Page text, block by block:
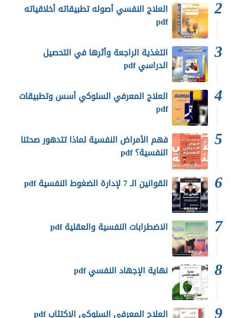
العلاج النفسي أصوله تطبيقاته أخلاقياته
pdf
التغذية الراجعة وأثرها في التحصيل
الدراسي pdf
العلاج المعرفي السلوكي أسس وتطبيقات
pdf
فهم الأمراض النفسية لماذا تتدهور صحتنا
النفسية؟ pdf
القوانين الـ 7 لإدارة الضغوط النفسية pdf
الاضطرابات النفسية والعقلية pdf
نهاية الإجهاد النفسي pdf
العلاج المعرفي السلوكي الإكتئاب pdf